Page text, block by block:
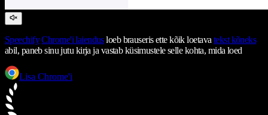
Speechify Chrome'i laiendusloeb brauseris ette kõik loetava tekst kõneks
abil, paneb sinu jutu kirja ja vastab küsimustele selle kohta, mida loed
Lisa Chrome'i